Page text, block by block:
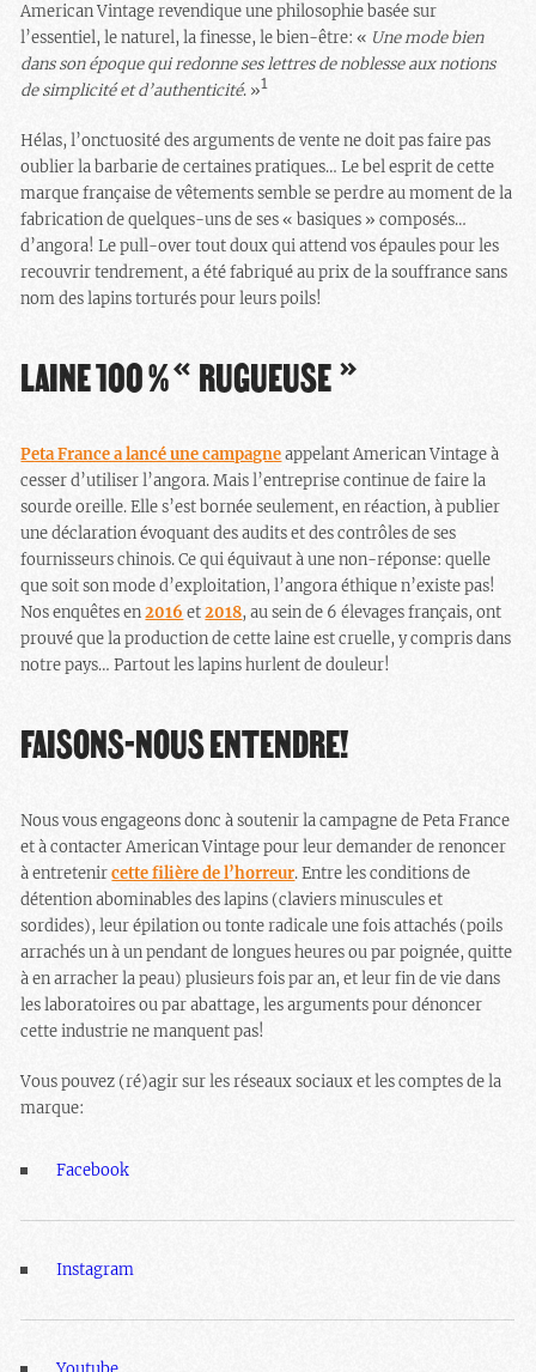
American Vintage revendique une philosophie basée sur
l’essentiel, le naturel, la finesse, le bien-être: « Une mode bien
dans son époque qui redonne ses lettres de noblesse aux notions
de simplicité et d’authenticité. »1
Hélas, l’onctuosité des arguments de vente ne doit pas faire pas
oublier la barbarie de certaines pratiques… Le bel esprit de cette
marque française de vêtements semble se perdre au moment de la
fabrication de quelques-uns de ses « basiques » composés…
d’angora! Le pull-over tout doux qui attend vos épaules pour les
recouvrir tendrement, a été fabriqué au prix de la souffrance sans
nom des lapins torturés pour leurs poils!
LAINE 100 % « RUGUEUSE »
Peta France a lancé une campagneappelant American Vintage à
cesser d’utiliser l’angora. Mais l’entreprise continue de faire la
sourde oreille. Elle s’est bornée seulement, en réaction, à publier
une déclaration évoquant des audits et des contrôles de ses
fournisseurs chinois. Ce qui équivaut à une non-réponse: quelle
que soit son mode d’exploitation, l’angora éthique n’existe pas!
Nos enquêtes en2016 et2018, au sein de 6 élevages français, ont
prouvé que la production de cette laine est cruelle, y compris dans
notre pays… Partout les lapins hurlent de douleur!
FAISONS-NOUS ENTENDRE!
Nous vous engageons donc à soutenir la campagne de Peta France
et à contacter American Vintage pour leur demander de renoncer
à entretenircette filière de l’horreur. Entre les conditions de
détention abominables des lapins (claviers minuscules et
sordides), leur épilation ou tonte radicale une fois attachés (poils
arrachés un à un pendant de longues heures ou par poignée, quitte
à en arracher la peau) plusieurs fois par an, et leur fin de vie dans
les laboratoires ou par abattage, les arguments pour dénoncer
cette industrie ne manquent pas!
Vous pouvez (ré)agir sur les réseaux sociaux et les comptes de la
marque:
Facebook
Instagram